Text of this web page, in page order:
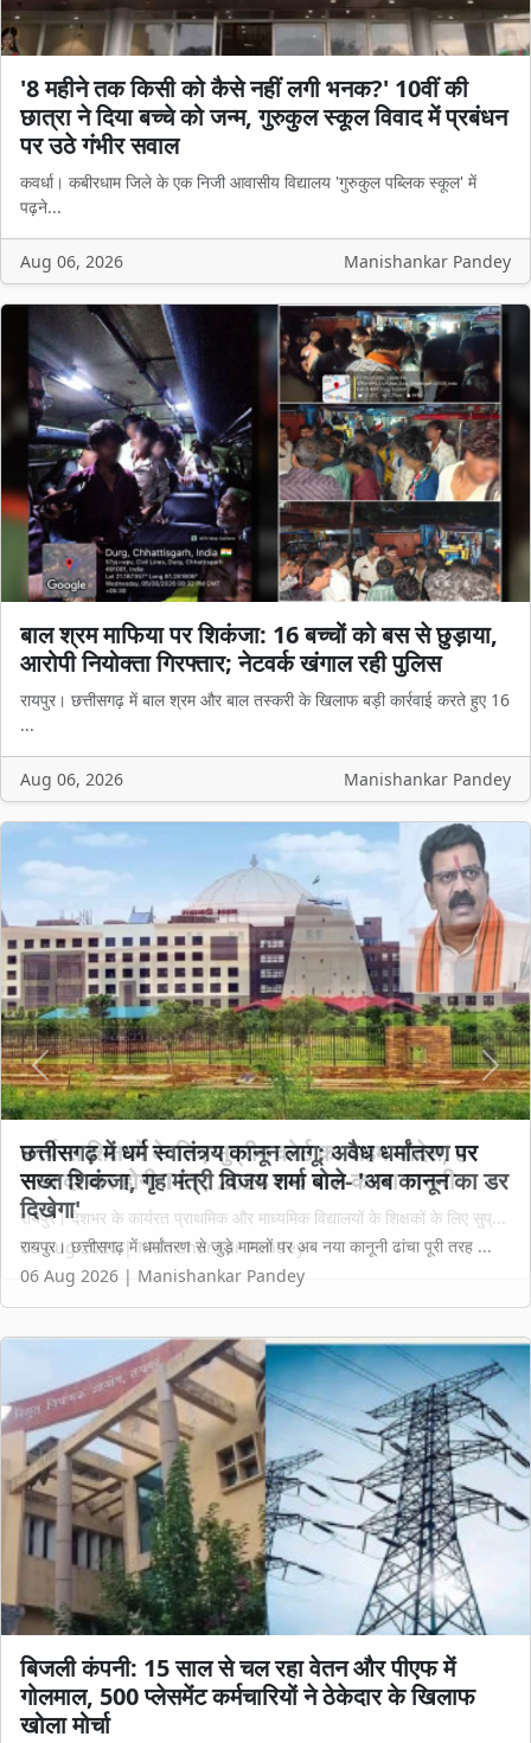
'8 महीने तक किसी को कैसे नहीं लगी भनक?' 10वीं की
छात्रा ने दिया बच्चे को जन्म, गुरुकुल स्कूल विवाद में प्रबंधन
पर उठे गंभीर सवाल
कवर्धा। कबीरधाम जिले के एक निजी आवासीय विद्यालय 'गुरुकुल पब्लिक स्कूल' में
पढ़ने...
Aug 06, 2026 Manishankar Pandey
बाल श्रम माफिया पर शिकंजा: 16 बच्चों को बस से छुड़ाया,
आरोपी नियोक्ता गिरफ्तार; नेटवर्क खंगाल रही पुलिस
रायपुर। छत्तीसगढ़ में बाल श्रम और बाल तस्करी के खिलाफ बड़ी कार्रवाई करते हुए 16
...
Aug 06, 2026 Manishankar Pandey
छत्तीसगढ़ में धर्म स्वातंत्र्य कानून लागू: अवैध धर्मांतरण पर
सख्त शिकंजा, गृह मंत्री विजय शर्मा बोले- 'अब कानून का डर
दिखेगा'
रायपुर। छत्तीसगढ़ में धर्मांतरण से जुड़े मामलों पर अब नया कानूनी ढांचा पूरी तरह ...
06 Aug 2026 | Manishankar Pandey
Previous Next
बिजली कंपनी: 15 साल से चल रहा वेतन और पीएफ में
गोलमाल, 500 प्लेसमेंट कर्मचारियों ने ठेकेदार के खिलाफ
खोला मोर्चा